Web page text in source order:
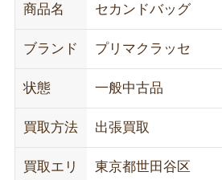
商品名 セカンドバッグ
ブランド プリマクラッセ
状態 一般中古品
買取方法 出張買取
買取エリ
東京都世田谷区